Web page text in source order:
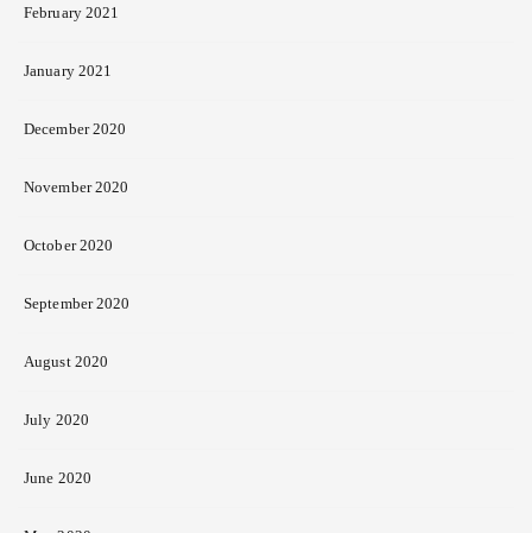
February 2021
January 2021
December 2020
November 2020
October 2020
September 2020
August 2020
July 2020
June 2020